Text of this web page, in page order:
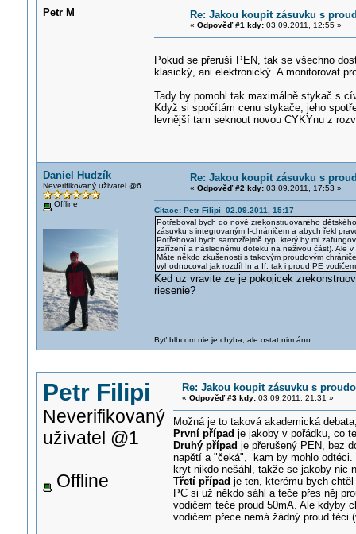
Petr M Re: Jakou koupit zásuvku s
« Odpověď #1 kdy:03.09.2011, 12:55 »
Pokud se přeruší PEN, tak se všechno
klasický, ani elektronický. A monitorovat
Tady by pomohl tak maximálně stykač s
Když si spočítám cenu stykače, jeho
levnější tam seknout novou CYKYnu z
Daniel Hudzík
Neverifikovaný uživatel @6
Offline
Re: Jakou koupit zásuvku s
« Odpověď #2 kdy:03.09.2011, 17:53 »
Citace: Petr Filipi 02.09.2011, 15:17
Potřeboval bych do nově zrekonstruovaného
zásuvku s integrovaným I-chráničem a abych řekl
Potřeboval bych samozřejmě typ, který by mi
zařízení a následnému doteku na neživou část). Ale
Máte někdo zkušenosti s takovým proudovým
vyhodnocoval jak rozdíl In a If, tak i proud PE
Ked uz vravite ze je pokojicek
riesenie?
Byť blbcom nie je chyba, ale ostat nim áno.
Petr Filipi
Neverifikovaný
uživatel @1
Offline
Re: Jakou koupit zásuvku s
« Odpověď #3 kdy:03.09.2011, 21:31 »
Možná je to taková akademická
První případ je jakoby v pořádku, co
Druhý případ je přerušený PEN, bez
napětí a "čeká", kam by mohlo odtéci.
kryt nikdo nešáhl, takže se jakoby nic
Třetí případ je ten, kterému bych
PC si už někdo sáhl a teče přes něj
vodičem teče proud 50mA. Ale kdyby
vodičem přece nemá žádný proud téci